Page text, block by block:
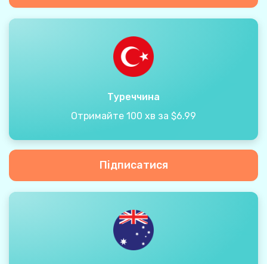
Туреччина
Отримайте 100 хв за $6.99
Підписатися